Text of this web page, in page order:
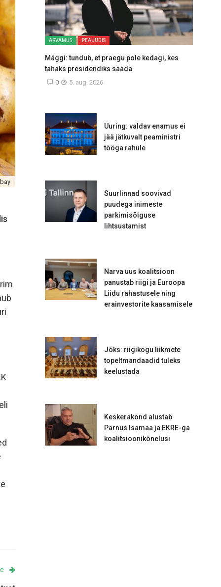
ARVAMUS PEAUUDIS
Mäggi: tundub, et praegu pole kedagi, kes
tahaks presidendiks saada
5. aug. 2026
0
Uuring: valdav enamus ei
jää jätkuvalt peaministri
tööga rahule
Suurlinnad soovivad
puudega inimeste
parkimisõiguse
lihtsustamist
Narva uus koalitsioon
panustab riigi ja Euroopa
Liidu rahastusele ning
erainvestorite kaasamisele
Jõks: riigikogu liikmete
topeltmandaadid tuleks
keelustada
Keskerakond alustab
Pärnus Isamaa ja EKRE-ga
koalitsioonikõnelusi